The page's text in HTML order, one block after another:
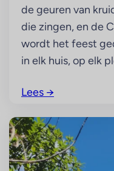
de geuren van
die zingen, en de
wordt het feest
in elk huis, op elk
Lees →